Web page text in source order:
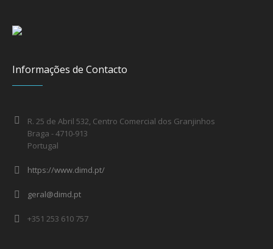
Informações de Contacto
R. 25 de Abril 532, Centro Comercial dos Granjinhos
Braga - 4710-913
Portugal
https://www.dimd.pt/
geral@dimd.pt
+351 253 610 757